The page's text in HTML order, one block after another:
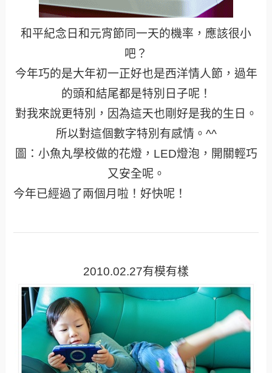
和平紀念日和元宵節同一天的機率，應該很小
吧？
今年巧的是大年初一正好也是西洋情人節，過年
的頭和結尾都是特別日子呢！
對我來說更特別，因為這天也剛好是我的生日。
所以對這個數字特別有感情。^^
圖：小魚丸學校做的花燈，LED燈泡，開關輕巧
又安全呢。
今年已經過了兩個月啦！好快呢！
2010.02.27有模有樣